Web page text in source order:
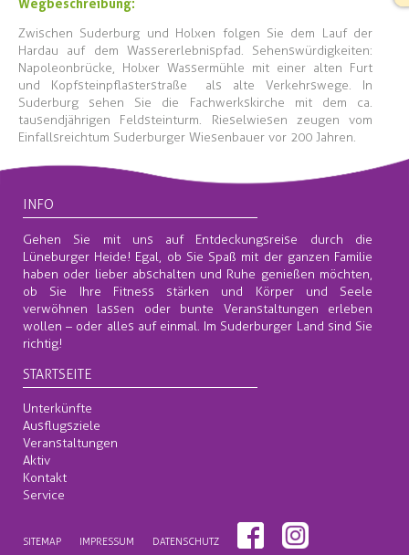
Wegbeschreibung:
Zwischen Suderburg und Holxen folgen Sie dem Lauf der
Hardau auf dem Wassererlebnispfad. Sehenswürdigkeiten:
Napoleonbrücke, Holxer Wassermühle mit einer alten Furt
und Kopfsteinpflasterstraße als alte Verkehrswege. In
Suderburg sehen Sie die Fachwerkskirche mit dem ca.
tausendjährigen Feldsteinturm. Rieselwiesen zeugen vom
Einfallsreichtum Suderburger Wiesenbauer vor 200 Jahren.
INFO
Gehen Sie mit uns auf Entdeckungsreise durch die
Lüneburger Heide! Egal, ob Sie Spaß mit der ganzen Familie
haben oder lieber abschalten und Ruhe genießen möchten,
ob Sie Ihre Fitness stärken und Körper und Seele
verwöhnen lassen oder bunte Veranstaltungen erleben
wollen – oder alles auf einmal. Im Suderburger Land sind Sie
richtig!
STARTSEITE
Unterkünfte
Ausflugsziele
Veranstaltungen
Aktiv
Kontakt
Service
SITEMAP IMPRESSUM DATENSCHUTZ